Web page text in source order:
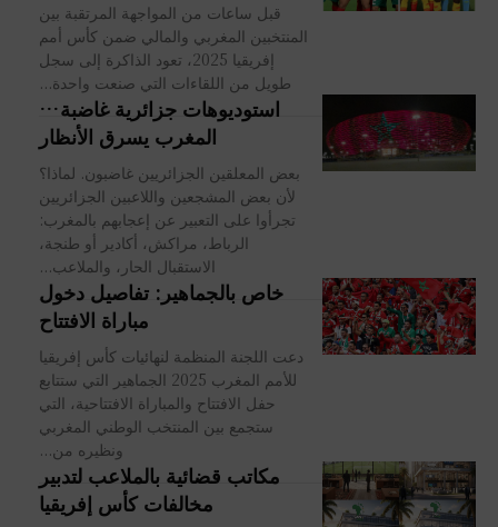
قبل ساعات من المواجهة المرتقبة بين
المنتخبين المغربي والمالي ضمن كأس أمم
إفريقيا 2025، تعود الذاكرة إلى سجل
طويل من اللقاءات التي صنعت واحدة...
استوديوهات جزائرية غاضبة…
المغرب يسرق الأنظار
بعض المعلقين الجزائريين غاضبون. لماذا؟
لأن بعض المشجعين واللاعبين الجزائريين
تجرأوا على التعبير عن إعجابهم بالمغرب:
الرباط، مراكش، أكادير أو طنجة،
الاستقبال الحار، والملاعب...
خاص بالجماهير: تفاصيل دخول
مباراة الافتتاح
دعت اللجنة المنظمة لنهائيات كأس إفريقيا
للأمم المغرب 2025 الجماهير التي ستتابع
حفل الافتتاح والمباراة الافتتاحية، التي
ستجمع بين المنتخب الوطني المغربي
ونظيره من...
مكاتب قضائية بالملاعب لتدبير
مخالفات كأس إفريقيا